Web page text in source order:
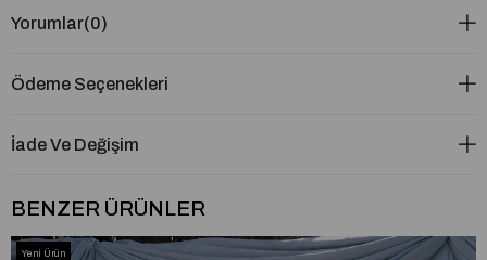
Yorumlar(0)
Ödeme Seçenekleri
İade Ve Değişim
BENZER ÜRÜNLER
Yeni Ürün